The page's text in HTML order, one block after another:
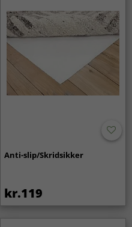
langvarig brug?
bevare både komfort og
tæppet fortsat blødt og
hjem år efter år.
Anti-slip/Skridsikker
kr.119